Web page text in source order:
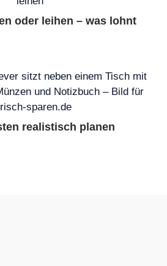
oder leihen – was lohnt
realistisch planen